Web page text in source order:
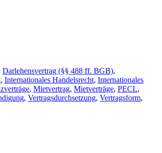
Darlehensvertrag (§§ 488 ff. BGB),
, Internationales Handelsrecht, Internationales
, Mietvertrag, Mietverträge, PECL,
, Vertragsdurchsetzung, Vertragsform,